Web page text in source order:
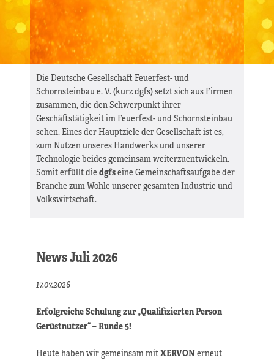
Die Deutsche Gesellschaft Feuerfest- und
Schornsteinbau e. V. (kurz dgfs) setzt sich aus Firmen
zusammen, die den Schwerpunkt ihrer
Geschäftstätigkeit im Feuerfest- und Schornsteinbau
sehen. Eines der Hauptziele der Gesellschaft ist es,
zum Nutzen unseres Handwerks und unserer
Technologie beides gemeinsam weiterzuentwickeln.
Somit erfüllt diedgfseine Gemeinschaftsaufgabe der
Branche zum Wohle unserer gesamten Industrie und
Volkswirtschaft.
News Juli 2026
17.07.2026
Erfolgreiche Schulung zur „Qualifizierten Person
Gerüstnutzer“ – Runde 5!
Heute haben wir gemeinsam mitXERVONerneut